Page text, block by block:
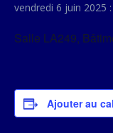
vendredi 6 juin 2025
Salle LA249,
Ajouter au